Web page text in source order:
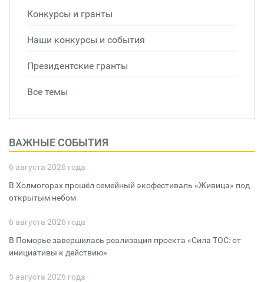
Конкурсы и гранты
Наши конкурсы и события
Президентские гранты
Все темы
ВАЖНЫЕ СОБЫТИЯ
6 августа 2026 года
В Холмогорах прошёл семейный экофестиваль «Живица» под
открытым небом
6 августа 2026 года
В Поморье завершилась реализация проекта «Сила ТОС: от
инициативы к действию»
5 августа 2026 года